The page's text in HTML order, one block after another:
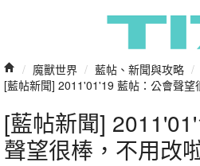
/ 魔獸世界 / 藍帖、新聞與攻略 /
[藍帖新聞] 2011'01'19 藍帖：公會聲望
[藍帖新聞]
聲望很棒，不用改